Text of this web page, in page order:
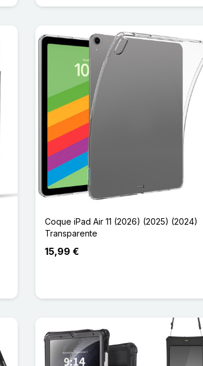
Coque iPad Air 11 (2026) (2025) (2024)
Transparente
15,99 €